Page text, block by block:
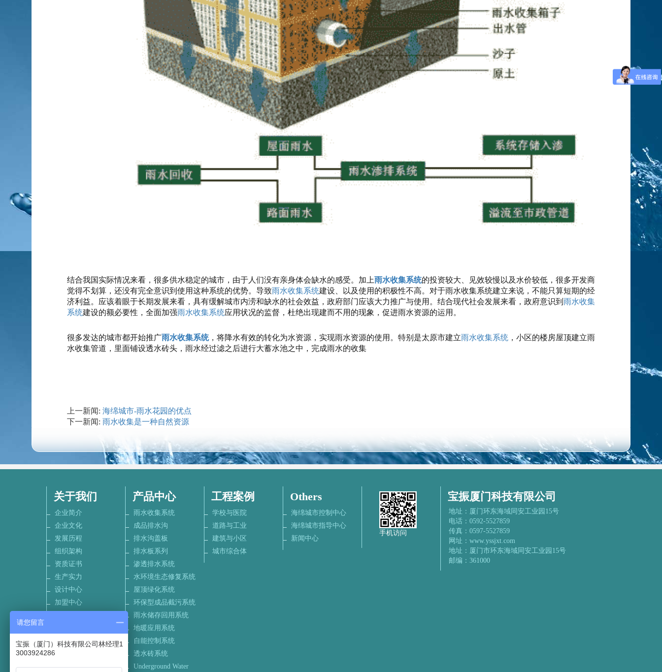
结合我国实际情况来看，很多供水稳定的城市，由于人们没有亲身体会缺水的感受。加上雨水收集系统的投资较大、见效较慢以及水价较低，很多开发商
觉得不划算，还没有完全意识到使用这种系统的优势。导致雨水收集系统建设、以及使用的积极性不高。对于雨水收集系统建立来说，不能只算短期的经
济利益。应该着眼于长期发展来看，具有缓解城市内涝和缺水的社会效益，政府部门应该大力推广与使用。结合现代社会发展来看，政府意识到 雨水收集
系统建设的额必要性，全面加强雨水收集系统应用状况的监督，杜绝出现建而不用的现象，促进雨水资源的运用。
很多发达的城市都开始推广雨水收集系统，将降水有效的转化为水资源，实现雨水资源的使用。特别是太原市建立雨水收集系统 ，小区的楼房屋顶建立雨
水收集管道，里面铺设透水砖头，雨水经过滤之后进行大蓄水池之中，完成雨水的收集
上一新闻: 海绵城市-雨水花园的优点
下一新闻: 雨水收集是一种自然资源
关于我们
企业简介
企业文化
发展历程
组织架构
资质证书
生产实力
设计中心
加盟中心
产品中心
雨水收集系统
成品排水沟
排水沟盖板
排水板系列
渗透排水系统
水环境生态修复系统
屋顶绿化系统
环保型成品截污系统
雨水储存回用系统
地暖应用系统
自能控制系统
透水砖系统
Underground Water
工程案例
学校与医院
道路与工业
建筑与小区
城市综合体
Others
海绵城市控制中心
海绵城市指导中心
新闻中心
手机访问
宝振厦门科技有限公司
地址：厦门环东海域同安工业园15号
电话：0592-5527859
传真：0597-5527859
网址：www.yssjxt.com
地址：厦门市环东海域同安工业园15号
邮编：361000
请您留言
宝振（厦门）科技有限公司林经理1
3003924286